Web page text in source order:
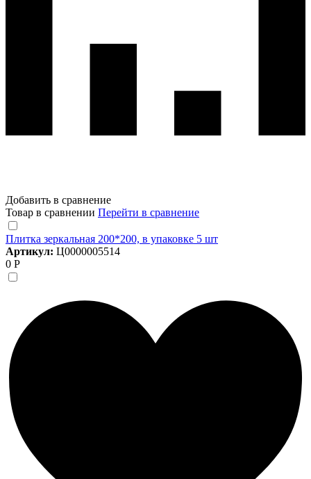
Добавить в сравнение
Товар в сравнении Перейти в сравнение
Плитка зеркальная 200*200, в упаковке 5 шт
Артикул: Ц0000005514
0 Р